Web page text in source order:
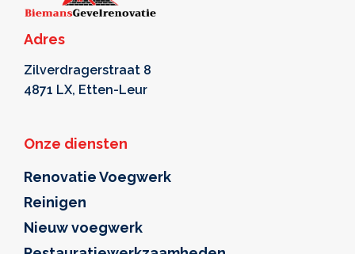
Adres
Zilverdragerstraat 8
4871 LX, Etten-Leur
Onze diensten
Renovatie Voegwerk
Reinigen
Nieuw voegwerk